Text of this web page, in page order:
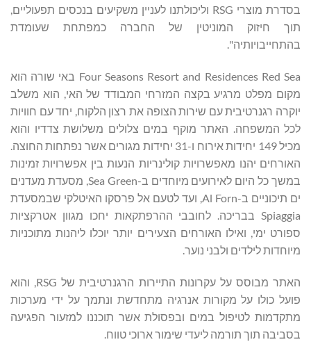
בסדרת מוצרי RSG וליכולתנו לעניין משקיעים בנכסים תפעוליים,
תוך חיזוק המוניטין של החברה כמפתחת שעומדת
בהתחייבויותיה".
Four Seasons Resort and Residences Red Sea באי שורה הוא
מקום מפלט מרגיע בקצה המזרחי המבודד של האי, הוא משלב
יוקרה רגנרטיבית עם שירות הצופה את רצון הלקוח, יחד עם חוויות
לכל המשפחה. האתר מוקף במים צלולים משלושת צדדיו והוא
מכיל 149 יחידות אירוח ו-31 יחידות מגורים אשר נפתחות החוצה.
האורחים יהנו מאפשרויות קולינריות הנעות בין אפשרויות זמינות
במשך כל היום לאירועים מיוחדים ב-Sea Green, ‏מסעדת מעדנים
ים תיכוניים ב-Al Forn, ועד לטעם אל פרסקו האיטלקי שבמסעדת
Spiaggia בבריכה. לחובבי ההרפתקאות יחכו מגוון אטרקציות
ספורט ימי, ואילו האורחים הצעירים יותר יוכלו ליהנות מתוכניות
מיוחדות לילדים ולבני נוער.
האתר מבוסס על עקרונות התיירות הרגנרטיבית של RSG, והוא
פועל כולו על מקורות אנרגיה מתחדשת ונתמך על ידי מערכות
מתקדמות לטיפול במים ובפסולת אשר תוכננו למזעור הפגיעה
בסביבה תוך תורמה ליעדי שימור ארוכי טווח.